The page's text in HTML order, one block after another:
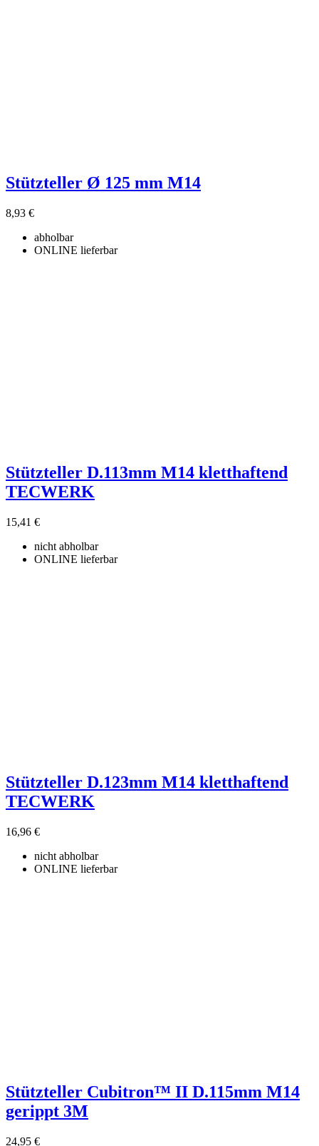
Stützteller Ø 125 mm M14
8,93 €
abholbar
ONLINE lieferbar
Stützteller D.113mm M14 kletthaftend
TECWERK
15,41 €
nicht abholbar
ONLINE lieferbar
Stützteller D.123mm M14 kletthaftend
TECWERK
16,96 €
nicht abholbar
ONLINE lieferbar
Stützteller Cubitron™ II D.115mm M14
gerippt 3M
24,95 €